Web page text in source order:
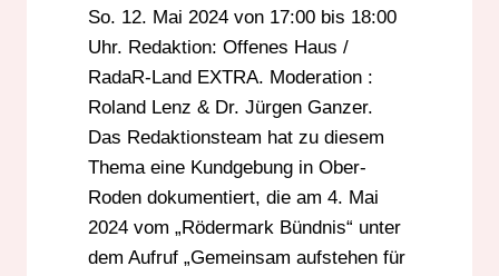
So. 12. Mai 2024 von 17:00 bis 18:00
Uhr. Redaktion: Offenes Haus /
RadaR-Land EXTRA. Moderation :
Roland Lenz & Dr. Jürgen Ganzer.
Das Redaktionsteam hat zu diesem
Thema eine Kundgebung in Ober-
Roden dokumentiert, die am 4. Mai
2024 vom „Rödermark Bündnis“ unter
dem Aufruf „Gemeinsam aufstehen für